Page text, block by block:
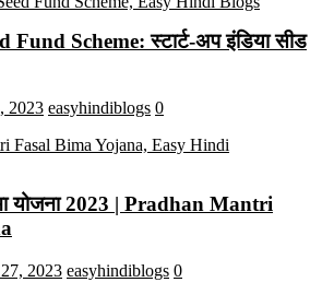
Scheme: स्टार्ट-अप इंडिया सीड
2023 easyhindiblogs 0
योजना 2023 | Pradhan Mantri
2023 easyhindiblogs 0